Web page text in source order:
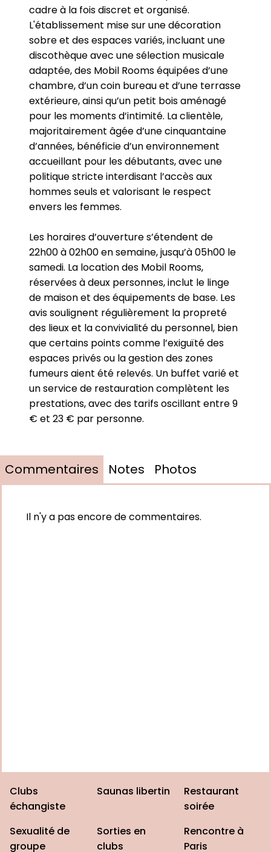
cadre à la fois discret et organisé.
L'établissement mise sur une décoration
sobre et des espaces variés, incluant une
discothèque avec une sélection musicale
adaptée, des Mobil Rooms équipées d’une
chambre, d’un coin bureau et d’une terrasse
extérieure, ainsi qu’un petit bois aménagé
pour les moments d’intimité. La clientèle,
majoritairement âgée d’une cinquantaine
d’années, bénéficie d’un environnement
accueillant pour les débutants, avec une
politique stricte interdisant l’accès aux
hommes seuls et valorisant le respect
envers les femmes.
Les horaires d’ouverture s’étendent de
22h00 à 02h00 en semaine, jusqu’à 05h00 le
samedi. La location des Mobil Rooms,
réservées à deux personnes, inclut le linge
de maison et des équipements de base. Les
avis soulignent régulièrement la propreté
des lieux et la convivialité du personnel, bien
que certains points comme l’exiguïté des
espaces privés ou la gestion des zones
fumeurs aient été relevés. Un buffet varié et
un service de restauration complètent les
prestations, avec des tarifs oscillant entre 9
€ et 23 € par personne.
Commentaires Notes Photos
Il n'y a pas encore de commentaires.
Clubs
échangiste
Saunas libertin
Restaurant
soirée
Sexualité de
groupe
Sorties en
clubs
Rencontre à
Paris